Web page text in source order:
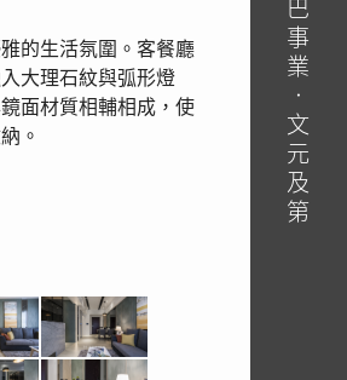
欣巴巴事業‧文元及第
的生活氛圍。客餐廳
大理石紋與弧形燈
面材質相輔相成，使
。